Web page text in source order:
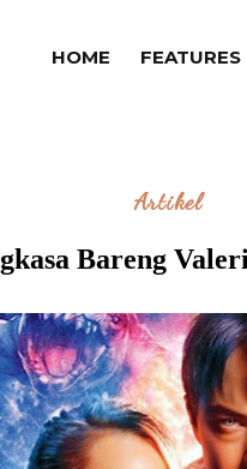
HOME FEATURES
Artikel
Bareng